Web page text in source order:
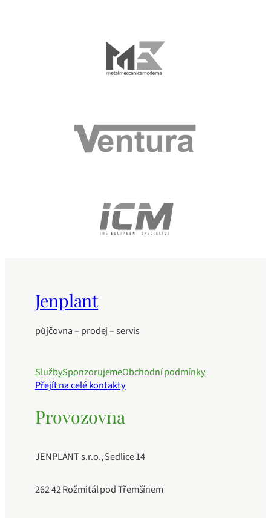
Jenplant
půjčovna – prodej – servis
SlužbySponzorujemeObchodní podmínky
Přejít na celé kontakty
Provozovna
JENPLANT s.r.o., Sedlice 14
262 42 Rožmitál pod Třemšínem